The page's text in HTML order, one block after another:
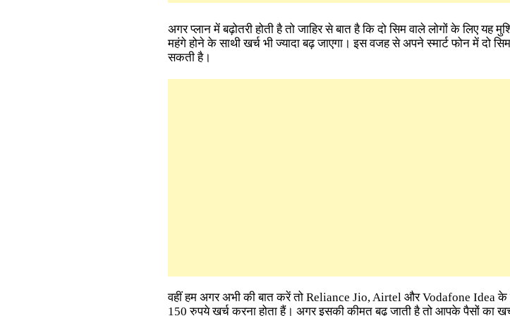
अगर प्लान में बढ़ोतरी होती है तो जाहिर से बात है कि दो सिम वाले लोगों के लिए यह
महंगे होने के साथी खर्च भी ज्यादा बढ़ जाएगा। इस वजह से अपने स्मार्ट फोन में दो
सकती है।
वहीं हम अगर अभी की बात करें तो Reliance Jio, Airtel और Vodafone Idea
150 रुपये खर्च करना होता हैं। अगर इसकी कीमत बढ़ जाती है तो आपके पैसों का